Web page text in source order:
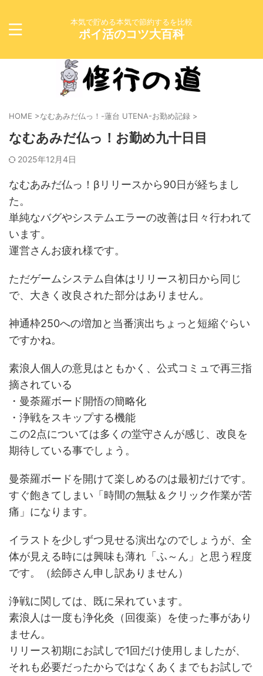
本気で貯める本気で節約するを比較
ポイ活のコツ大百科
HOME >なむあみだ仏っ！-蓮台 UTENA-お勤め記録 >
なむあみだ仏っ！お勤め九十日目
2025年12月4日
なむあみだ仏っ！βリリースから90日が経ちまし
た。
単純なバグやシステムエラーの改善は日々行われて
います。
運営さんお疲れ様です。
ただゲームシステム自体はリリース初日から同じ
で、大きく改良された部分はありません。
神通枠250への増加と当番演出ちょっと短縮ぐらい
ですかね。
素浪人個人の意見はともかく、公式コミュで再三指
摘されている
・曼荼羅ボード開悟の簡略化
・浄戦をスキップする機能
この2点については多くの堂守さんが感じ、改良を
期待している事でしょう。
曼荼羅ボードを開けて楽しめるのは最初だけです。
すぐ飽きてしまい「時間の無駄＆クリック作業が苦
痛」になります。
イラストを少しずつ見せる演出なのでしょうが、全
体が見える時には興味も薄れ「ふ～ん」と思う程度
です。（絵師さん申し訳ありません）
浄戦に関しては、既に呆れています。
素浪人は一度も浄化灸（回復薬）を使った事があり
ません。
リリース初期にお試しで1回だけ使用しましたが、
それも必要だったからではなくあくまでもお試しで